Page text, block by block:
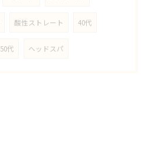
酸性ストレート 40代
50代 ヘッドスパ